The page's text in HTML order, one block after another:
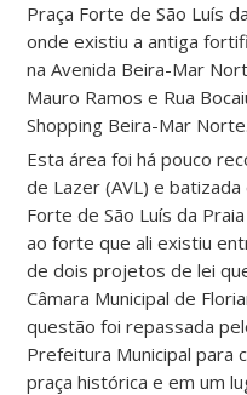
Praça Forte de São Luís
onde existiu a antiga
na Avenida Beira-Mar
Mauro Ramos e Rua
Shopping Beira-Mar Norte.
Esta área foi há pouco
de Lazer (AVL) e
Forte de São Luís da
ao forte que ali existiu
de dois projetos de lei
Câmara Municipal de
questão foi repassada
Prefeitura Municipal para
praça histórica e em um